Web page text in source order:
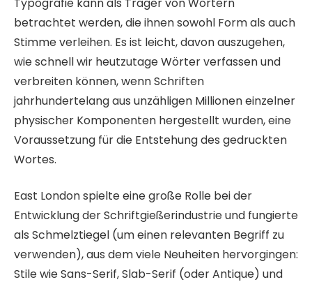
betrachtet werden, die ihnen sowohl Form als auch
Stimme verleihen. Es ist leicht, davon auszugehen,
wie schnell wir heutzutage Wörter verfassen und
verbreiten können, wenn Schriften
jahrhundertelang aus unzähligen Millionen einzelner
physischer Komponenten hergestellt wurden, eine
Voraussetzung für die Entstehung des gedruckten
Wortes.
East London spielte eine große Rolle bei der
Entwicklung der Schriftgießerindustrie und fungierte
als Schmelztiegel (um einen relevanten Begriff zu
verwenden), aus dem viele Neuheiten hervorgingen:
Stile wie Sans-Serif, Slab-Serif (oder Antique) und